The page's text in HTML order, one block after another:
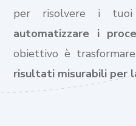
per risolvere i tuoi
automatizzare i
obiettivo è
risultati misurabili per